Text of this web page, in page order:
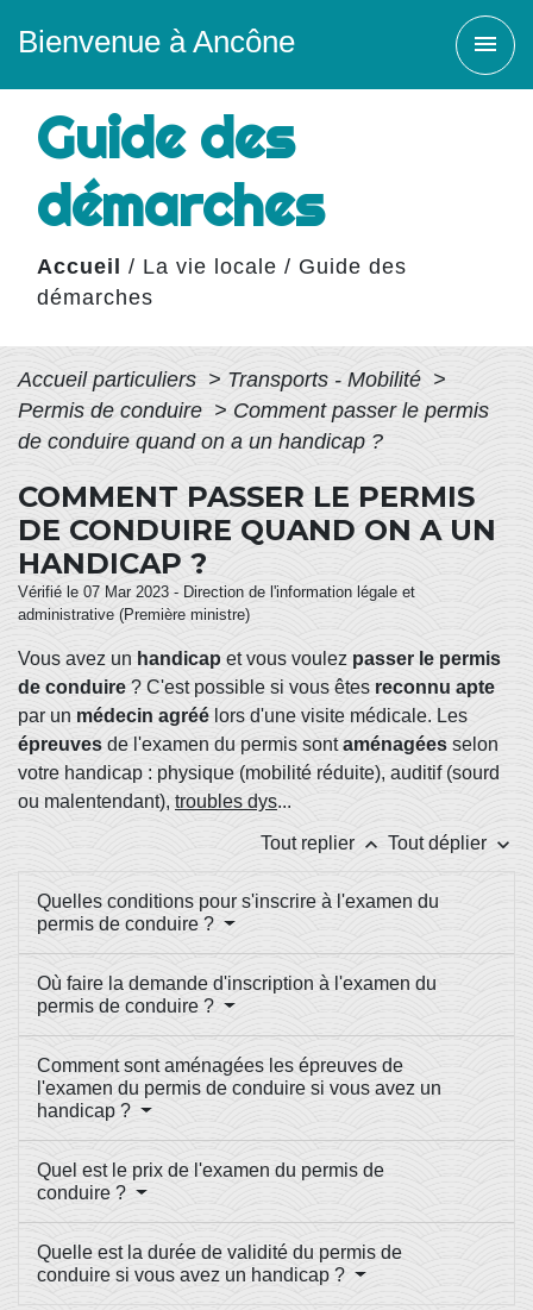
Bienvenue à Ancône menu
Guide des
démarches
Accueil / La vie locale / Guide des
démarches
Accueil particuliers > Transports - Mobilité >
Permis de conduire > Comment passer le permis
de conduire quand on a un handicap ?
COMMENT PASSER LE PERMIS
DE CONDUIRE QUAND ON A UN
HANDICAP ?
Vérifié le 07 Mar 2023 - Direction de l'information légale et
administrative (Première ministre)
Vous avez un handicap et vous voulez passer le permis
de conduire ? C'est possible si vous êtes reconnu apte
par un médecin agréé lors d'une visite médicale. Les
épreuves de l'examen du permis sontaménagées selon
votre handicap : physique (mobilité réduite), auditif (sourd
ou malentendant), troubles dys...
Tout replier keyboard_arrow_up Tout déplier keyboard_arrow_down
Quelles conditions pour s'inscrire à l'examen du
permis de conduire ?
Où faire la demande d'inscription à l'examen du
permis de conduire ?
Comment sont aménagées les épreuves de
l'examen du permis de conduire si vous avez un
handicap ?
Quel est le prix de l'examen du permis de
conduire ?
Quelle est la durée de validité du permis de
conduire si vous avez un handicap ?